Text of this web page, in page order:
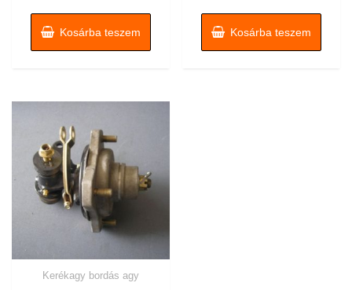
Kosárba teszem Kosárba teszem
Kerékagy bordás agy